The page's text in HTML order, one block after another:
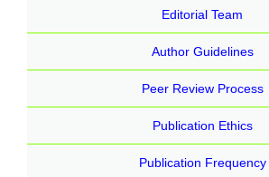
Editorial Team
Author Guidelines
Peer Review Process
Publication Ethics
Publication Frequency